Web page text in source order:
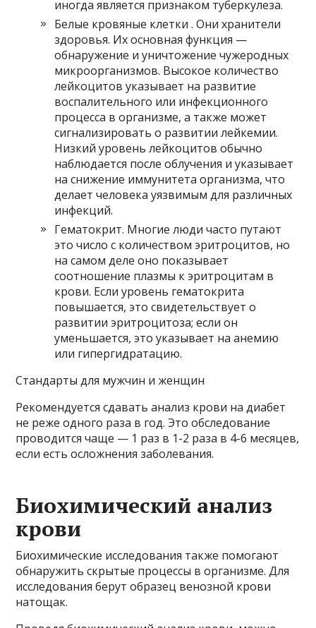
иногда является признаком туберкулеза.
Белые кровяные клетки . Они хранители
здоровья. Их основная функция —
обнаружение и уничтожение чужеродных
микроорганизмов. Высокое количество
лейкоцитов указывает на развитие
воспалительного или инфекционного
процесса в организме, а также может
сигнализировать о развитии лейкемии.
Низкий уровень лейкоцитов обычно
наблюдается после облучения и указывает
на снижение иммунитета организма, что
делает человека уязвимым для различных
инфекций.
Гематокрит. Многие люди часто путают
это число с количеством эритроцитов, но
на самом деле оно показывает
соотношение плазмы к эритроцитам в
крови. Если уровень гематокрита
повышается, это свидетельствует о
развитии эритроцитоза; если он
уменьшается, это указывает на анемию
или гипергидратацию.
Стандарты для мужчин и женщин
Рекомендуется сдавать анализ крови на диабет
не реже одного раза в год. Это обследование
проводится чаще — 1 раз в 1-2 раза в 4-6 месяцев,
если есть осложнения заболевания.
Биохимический анализ
крови
Биохимические исследования также помогают
обнаружить скрытые процессы в организме. Для
исследования берут образец венозной крови
натощак.